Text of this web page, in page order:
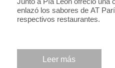
enlazó los sabores de AT
respectivos restaurantes.
Leer más